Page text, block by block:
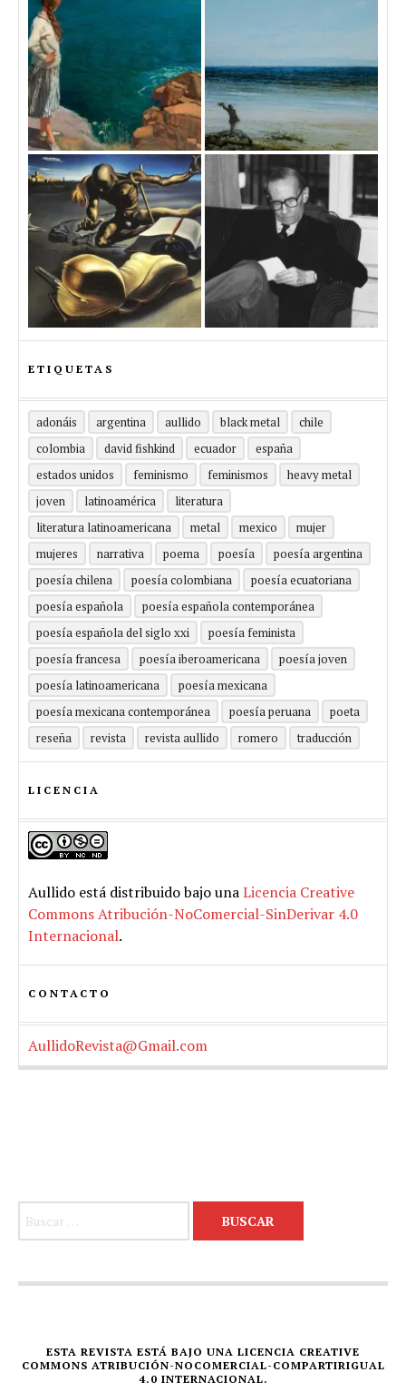
ETIQUETAS
adonáis argentina aullido black metal
chile
colombia
david fishkind ecuador
españa
estados unidos
feminismo feminismos
heavy metal
joven
latinoamérica
literatura
literatura latinoamericana
metal mexico
mujer
mujeres
narrativa poema poesía
poesía argentina
poesía chilena
poesía colombiana
poesía ecuatoriana
poesía española
poesía española contemporánea
poesía española del siglo xxi
poesía feminista
poesía francesa
poesía iberoamericana
poesía joven
poesía latinoamericana
poesía mexicana
poesía mexicana contemporánea
poesía peruana
poeta
reseña
revista revista aullido romero traducción
LICENCIA
Aullido está distribuido bajo unaLicencia Creative
Commons Atribución-NoComercial-SinDerivar 4.0
Internacional.
CONTACTO
AullidoRevista@Gmail.com
ESTA REVISTA ESTÁ BAJO UNA LICENCIA CREATIVE
COMMONS ATRIBUCIÓN-NOCOMERCIAL-COMPARTIRIGUAL
4.0 INTERNACIONAL.